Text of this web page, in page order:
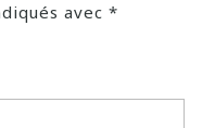
avec *